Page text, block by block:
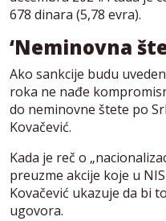
678 dinara (5,78 evra).
‘Neminovna
Ako sankcije budu
roka ne nađe
do neminovne štete po
Kovačević.
Kada je reč o
preuzme akcije koje u
Kovačević ukazuje da bi
ugovora.